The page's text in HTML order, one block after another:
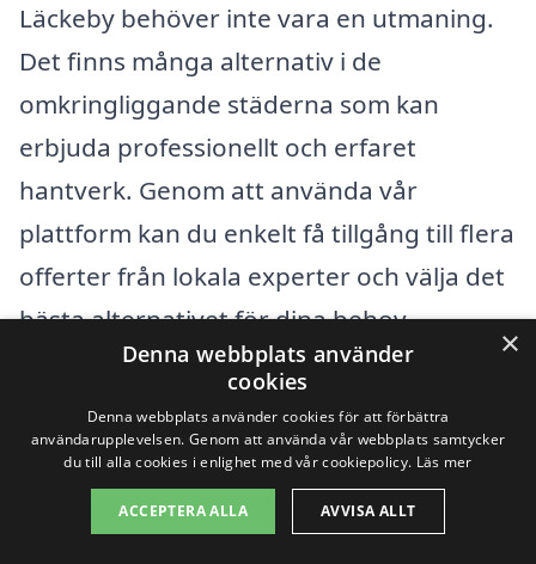
Läckeby behöver inte vara en utmaning.
Det finns många alternativ i de
omkringliggande städerna som kan
erbjuda professionellt och erfaret
hantverk. Genom att använda vår
plattform kan du enkelt få tillgång till flera
offerter från lokala experter och välja det
bästa alternativet för dina behov.
I området runt Läckeby finns det flera
intressanta städer där du kan hitta
professionella golvläggare. Här är några
av de närliggande städerna:
×
Denna webbplats använder
cookies
Denna webbplats använder cookies för att förbättra
användarupplevelsen. Genom att använda vår webbplats samtycker
du till alla cookies i enlighet med vår cookiepolicy. Läs mer
ACCEPTERA ALLA AVVISA ALLT